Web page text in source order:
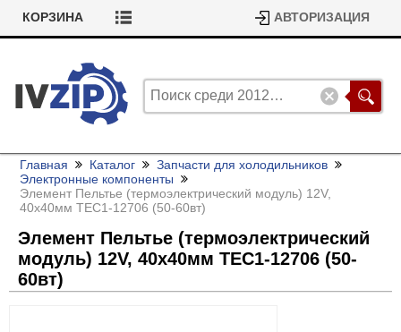
КОРЗИНА АВТОРИЗАЦИЯ
Главная Каталог
Запчасти для холодильников
Электронные компоненты
Элемент Пельтье (термоэлектрический модуль) 12V,
40x40мм TEC1-12706 (50-60вт)
Элемент Пельтье (термоэлектрический
модуль) 12V, 40x40мм TEC1-12706 (50-
60вт)